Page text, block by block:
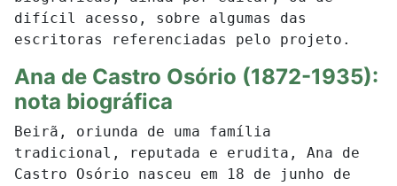
difícil acesso, sobre algumas das
escritoras referenciadas pelo projeto.
Ana de Castro Osório (1872-1935):
nota biográfica
Beirã, oriunda de uma família
tradicional, reputada e erudita, Ana de
Castro Osório nasceu em 18 de junho de